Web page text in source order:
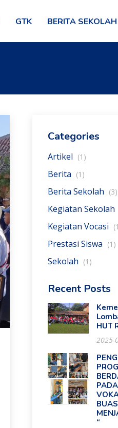
GTK BERITA SEKOLAH
Categories
Artikel (1)
Berita (1)
Berita Sekolah (3)
Kegiatan Sekolah
Kegiatan Vocasi
Prestasi Siswa (1)
Sekolah (1)
Recent Posts
HUT
2025-
“